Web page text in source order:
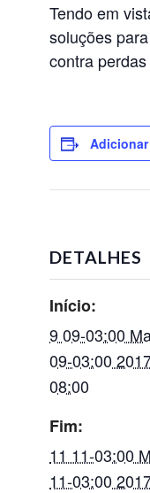
Tendo em
soluções
contra
DETALHES
Início:
9 09-03:00
09-03:00
08:00
Fim:
11 11-03:00
11-03:00